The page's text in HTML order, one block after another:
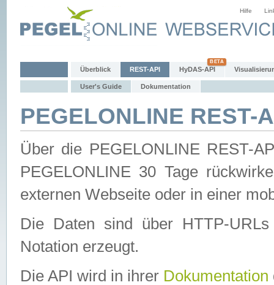
Hilfe
Überblick REST-API HyDAS-API
User's Guide Dokumentation
PEGELONLINE REST-
Über die PEGELONLINE REST-
PEGELONLINE 30 Tage
externen Webseite oder in einer
Die Daten sind über HTTP-
Notation erzeugt.
Die API wird in ihrer Dokumentation